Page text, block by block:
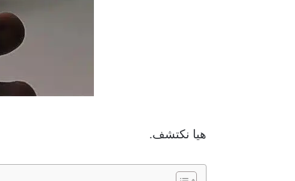
هيا نكتشف.